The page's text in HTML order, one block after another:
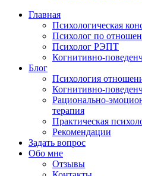
Главная
Психологическая
Психолог по
Психолог РЭПТ
Когнитивно-
Блог
Психология
Когнитивно-
Рационально-
терапия
Практическая
Рекомендации
Задать вопрос
Обо мне
Отзывы